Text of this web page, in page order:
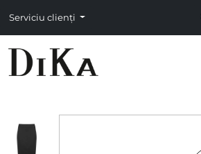
Serviciu clienți